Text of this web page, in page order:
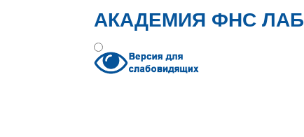
АКАДЕМИЯ ФНС ЛАБ